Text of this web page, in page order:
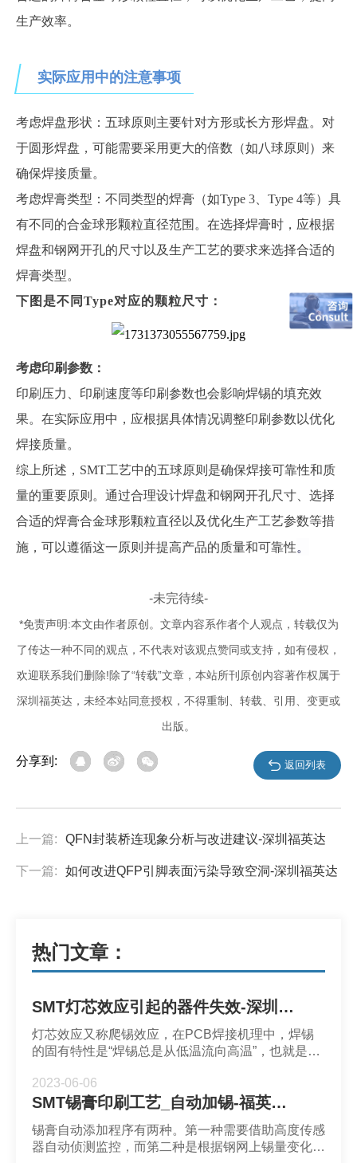
生产效率。
实际应用中的注意事项
考虑焊盘形状：五球原则主要针对方形或长方形焊盘。对
于圆形焊盘，可能需要采用更大的倍数（如八球原则）来
确保焊接质量。
考虑焊膏类型：不同类型的焊膏（如Type 3、Type 4等）具
有不同的合金球形颗粒直径范围。在选择焊膏时，应根据
焊盘和钢网开孔的尺寸以及生产工艺的要求来选择合适的
焊膏类型。
下图是不同 Type对应的颗粒尺寸：
考虑印刷参数：
印刷压力、印刷速度等印刷参数也会影响焊锡的填充效
果。在实际应用中，应根据具体情况调整印刷参数以优化
焊接质量。
综上所述， SMT工艺中的五球原则是确保焊接可靠性和质
量的重要原则。通过合理设计焊盘和钢网开孔尺寸、选择
合适的焊膏合金球形颗粒直径以及优化生产工艺参数等措
施，可以遵循这一原则并提高产品的质量和可靠性。
-未完待续-
*免责声明:本文由作者原创。文章内容系作者个人观点，转载仅为
了传达一种不同的观点，不代表对该观点赞同或支持，如有侵权，
欢迎联系我们删除!除了“转载”文章，本站所刊原创内容著作权属于
深圳福英达，未经本站同意授权，不得重制、转载、引用、变更或
出版。
分享到: 返回列表
上一篇: QFN封装桥连现象分析与改进建议-深圳福英达
下一篇: 如何改进QFP引脚表面污染导致空洞-深圳福英达
热门文章：
SMT灯芯效应引起的器件失效-深圳市福英达
灯芯效应又称爬锡效应，在PCB焊接机理中，焊锡
的固有特性是“焊锡总是从低温流向高温”，也就是说
件引脚的温度高，液态焊锡会沿着引脚向上爬。
2023-06-06
SMT锡膏印刷工艺_自动加锡-福英达锡膏
锡膏自动添加程序有两种。第一种需要借助高度传感
器自动侦测监控，而第二种是根据钢网上锡量变化实